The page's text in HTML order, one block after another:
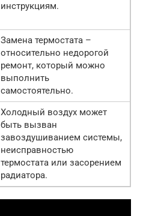
инструкциям.
Замена термостата –
относительно недорогой
ремонт, который можно
выполнить
самостоятельно.
Холодный воздух может
быть вызван
завоздушиванием системы,
неисправностью
термостата или засорением
радиатора.